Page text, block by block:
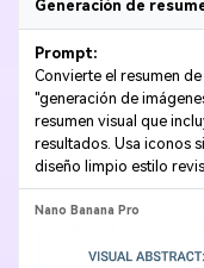
Generación de
Prompt:
Convierte el resumen
"generación de
resumen visual que
resultados. Usa iconos
diseño limpio estilo